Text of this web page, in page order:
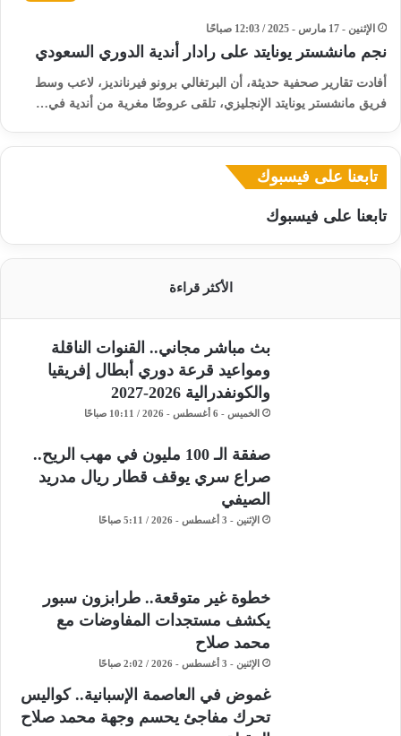
الإثنين - 17 مارس - 2025 / 12:03 صباحًا
نجم مانشستر يونايتد على رادار أندية الدوري السعودي
أفادت تقارير صحفية حديثة، أن البرتغالي برونو فيرنانديز، لاعب وسط
فريق مانشستر يونايتد الإنجليزي، تلقى عروضًا مغرية من أندية في…
تابعنا على فيسبوك
تابعنا على فيسبوك
الأكثر قراءة
بث مباشر مجاني.. القنوات الناقلة
ومواعيد قرعة دوري أبطال إفريقيا
والكونفدرالية 2026-2027
الخميس - 6 أغسطس - 2026 / 10:11 صباحًا
صفقة الـ 100 مليون في مهب الريح..
صراع سري يوقف قطار ريال مدريد
الصيفي
الإثنين - 3 أغسطس - 2026 / 5:11 صباحًا
خطوة غير متوقعة.. طرابزون سبور
يكشف مستجدات المفاوضات مع
محمد صلاح
الإثنين - 3 أغسطس - 2026 / 2:02 صباحًا
غموض في العاصمة الإسبانية.. كواليس
تحرك مفاجئ يحسم وجهة محمد صلاح